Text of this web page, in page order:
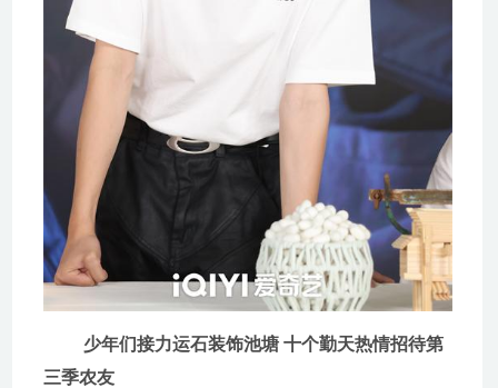
少年们接力运石装饰池塘 十个勤天热情招待第
三季农友